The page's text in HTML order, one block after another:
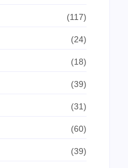
(117)
(24)
(18)
(39)
(31)
(60)
(39)